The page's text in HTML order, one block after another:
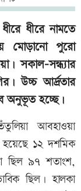
ধীরে নামতে
মোড়ানো পুরো
সকাল-সন্ধ্যার
উচ্চ আর্দ্রতার
অনুভূত হচ্ছে।
আবহাওয়া
হয়েছে ১২ দশমিক
ছিল ৯৭ শতাংশ,
ছিল। হালকা